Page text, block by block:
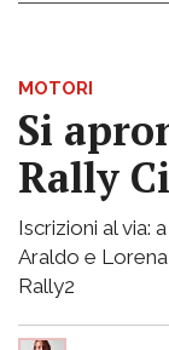
MOTORI
Si
Rally
Iscrizioni al via:
Araldo e
Rally2